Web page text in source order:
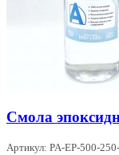
Смола
Артикул: PA-EP-500-